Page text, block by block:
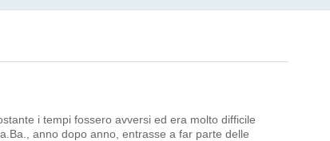
i tempi fossero avversi ed era molto difficile
anno dopo anno, entrasse a far parte delle